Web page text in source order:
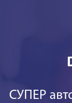
СУПЕР